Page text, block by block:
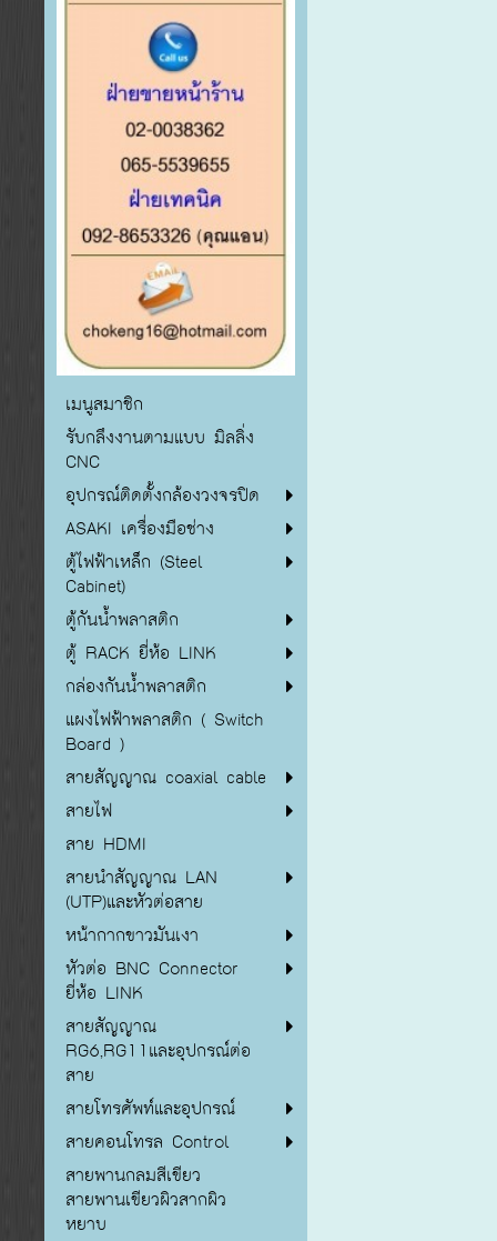
เมนูสมาชิก
รับกลึงงานตามแบบ มิลลิ่ง
CNC
อุปกรณ์ติดตั้งกล้องวงจรปิด
ASAKI เครื่องมือช่าง
ตู้ไฟฟ้าเหล็ก (Steel
Cabinet)
ตู้กันน้ำพลาสติก
ตู้ RACK ยี่ห้อ LINK
กล่องกันน้ำพลาสติก
แผงไฟฟ้าพลาสติก ( Switch
Board )
สายสัญญาณ coaxial cable
สายไฟ
สาย HDMI
สายนำสัญญาณ LAN
(UTP)และหัวต่อสาย
หน้ากากขาวมันเงา
หัวต่อ BNC Connector
ยี่ห้อ LINK
สายสัญญาณ
RG6,RG11และอุปกรณ์ต่อ
สาย
สายโทรศัพท์และอุปกรณ์
สายคอนโทรล Control
สายพานกลมสีเขียว
สายพานเขียวผิวสากผิว
หยาบ